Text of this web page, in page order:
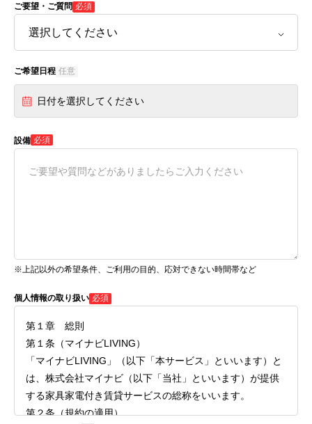
ご要望・ご質問 必須
ご希望日程 任意
日付を選択してください
設備 必須
※上記以外の希望条件、ご利用の目的、応対できない時間帯など
個人情報の取り扱い 必須
第１章 総則
第１条（マイナビLIVING）
「マイナビLIVING」（以下「本サービス」といいます）と
は、株式会社マイナビ（以下「当社」といいます）が提供
する家具家電付き賃貸サービスの総称をいいます。
第２条（規約の適用）